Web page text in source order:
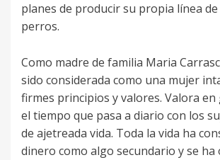
planes de producir su propia línea
perros.
Como madre de familia Maria
sido considerada como una mujer
firmes principios y valores. Valora en
el tiempo que pasa a diario con los
de ajetreada vida. Toda la vida ha
dinero como algo secundario y se ha